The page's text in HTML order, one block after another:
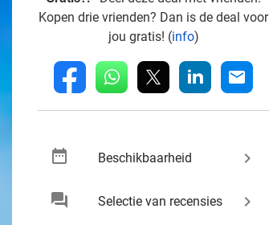
Kopen drie vrienden? Dan is de deal voor
jou gratis! (info)
fb whatsapp linkedin mail
date_range Beschikbaarheid keyboard_arrow_right
chat Selectie van recensies keyboard_arrow_right